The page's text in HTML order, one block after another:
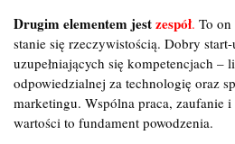
Drugim elementem jestzespół. To
stanie się rzeczywistością. Dobry
uzupełniających się kompetencjach –
odpowiedzialnej za technologię oraz
marketingu. Wspólna praca, zaufanie
wartości to fundament powodzenia.